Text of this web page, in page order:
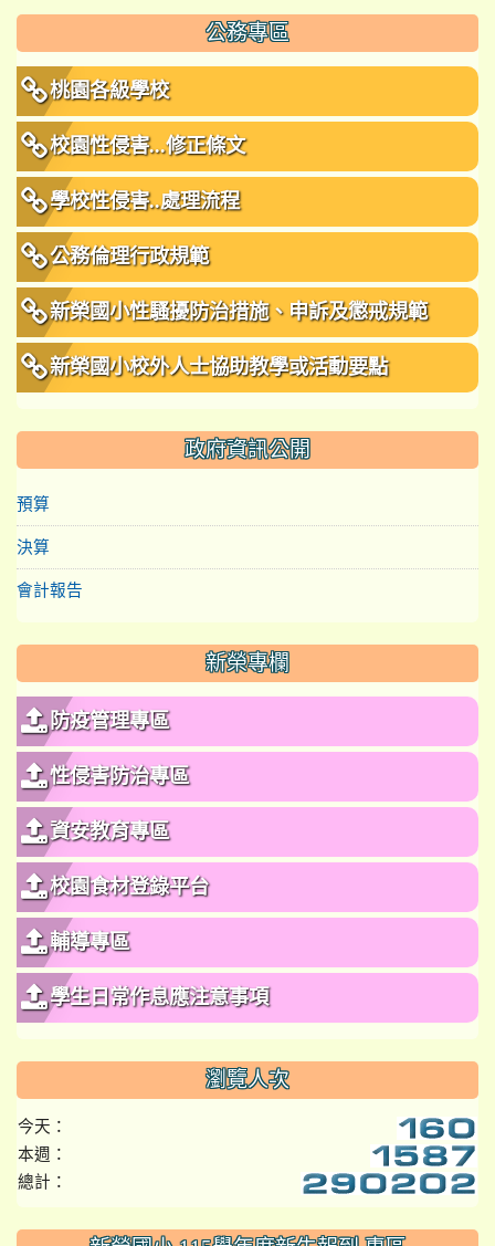
公務專區
桃園各級學校
校園性侵害...修正條文
學校性侵害..處理流程
公務倫理行政規範
新榮國小性騷擾防治措施、申訴及懲戒規範
新榮國小校外人士協助教學或活動要點
政府資訊公開
預算
決算
會計報告
新榮專欄
防疫管理專區
性侵害防治專區
資安教育專區
校園食材登錄平台
輔導專區
學生日常作息應注意事項
瀏覽人次
今天：
本週：
總計：
:::